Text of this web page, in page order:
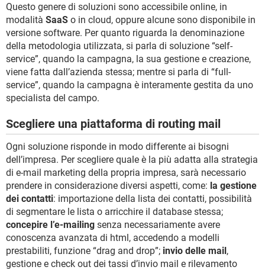
Questo genere di soluzioni sono accessibile online, in
modalità SaaS o in cloud, oppure alcune sono disponibile in
versione software. Per quanto riguarda la denominazione
della metodologia utilizzata, si parla di soluzione “self-
service”, quando la campagna, la sua gestione e creazione,
viene fatta dall’azienda stessa; mentre si parla di “full-
service”, quando la campagna è interamente gestita da uno
specialista del campo.
Scegliere una piattaforma di routing mail
Ogni soluzione risponde in modo differente ai bisogni
dell’impresa. Per scegliere quale è la più adatta alla strategia
di e-mail marketing della propria impresa, sarà necessario
prendere in considerazione diversi aspetti, come: la gestione
dei contatti: importazione della lista dei contatti, possibilità
di segmentare le lista o arricchire il database stessa;
concepire l’e-mailing senza necessariamente avere
conoscenza avanzata di html, accedendo a modelli
prestabiliti, funzione “drag and drop”; invio delle mail,
gestione e check out dei tassi d’invio mail e rilevamento